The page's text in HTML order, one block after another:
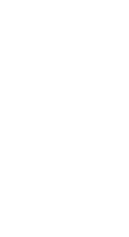
Por su parte,
Sanitario
agresiones y
«activa» en
agresión»,